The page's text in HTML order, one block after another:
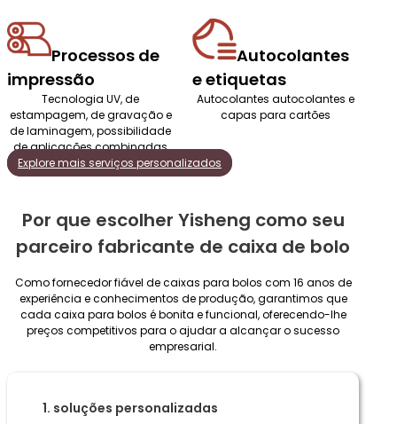
Processos de
impressão
Tecnologia UV, de
estampagem, de gravação e
de laminagem, possibilidade
de aplicações combinadas
Autocolantes
e etiquetas
Autocolantes autocolantes e
capas para cartões
Explore mais serviços personalizados
Por que escolher Yisheng como seu
parceiro fabricante de caixa de bolo
Como fornecedor fiável de caixas para bolos com 16 anos de
experiência e conhecimentos de produção, garantimos que
cada caixa para bolos é bonita e funcional, oferecendo-lhe
preços competitivos para o ajudar a alcançar o sucesso
empresarial.
1. soluções personalizadas